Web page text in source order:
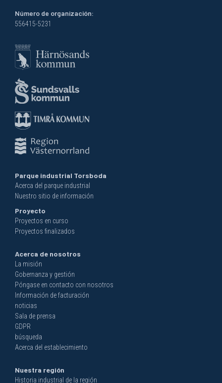
Número de organización:
556415-5231
Parque industrial Torsboda
Acerca del parque industrial
Nuestro sitio de información
Proyecto
Proyectos en curso
Proyectos finalizados
Acerca de nosotros
La misión
Gobernanza y gestión
Póngase en contacto con nosotros
Información de facturación
noticias
Sala de prensa
GDPR
búsqueda
Acerca del establecimiento
Nuestra región
Historia industrial de la región